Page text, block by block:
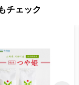
チェック